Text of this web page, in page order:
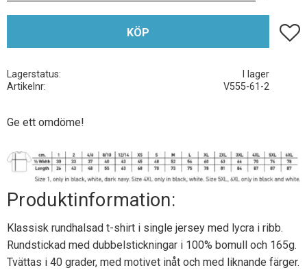
KÖP Lägg
Lagerstatus
I lager
Artikelnr
V555-61-2
Ge ett omdöme!
Produktinformation:
Klassisk rundhalsad t-shirt i single jersey med lycra i ribb.
Rundstickad med dubbelstickningar i 100% bomull och 165g.
Tvättas i 40 grader, med motivet inåt och med liknande färger.